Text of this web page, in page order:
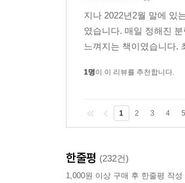
지나 2022년2월 말에 있
였습니다. 매일 정해진
느껴지는 책이였습니다.
1명이 이 리뷰를 추천합니다.
1 2 3 4 5
한줄평 (232건)
1,000원 이상 구매 후 한줄평 작성